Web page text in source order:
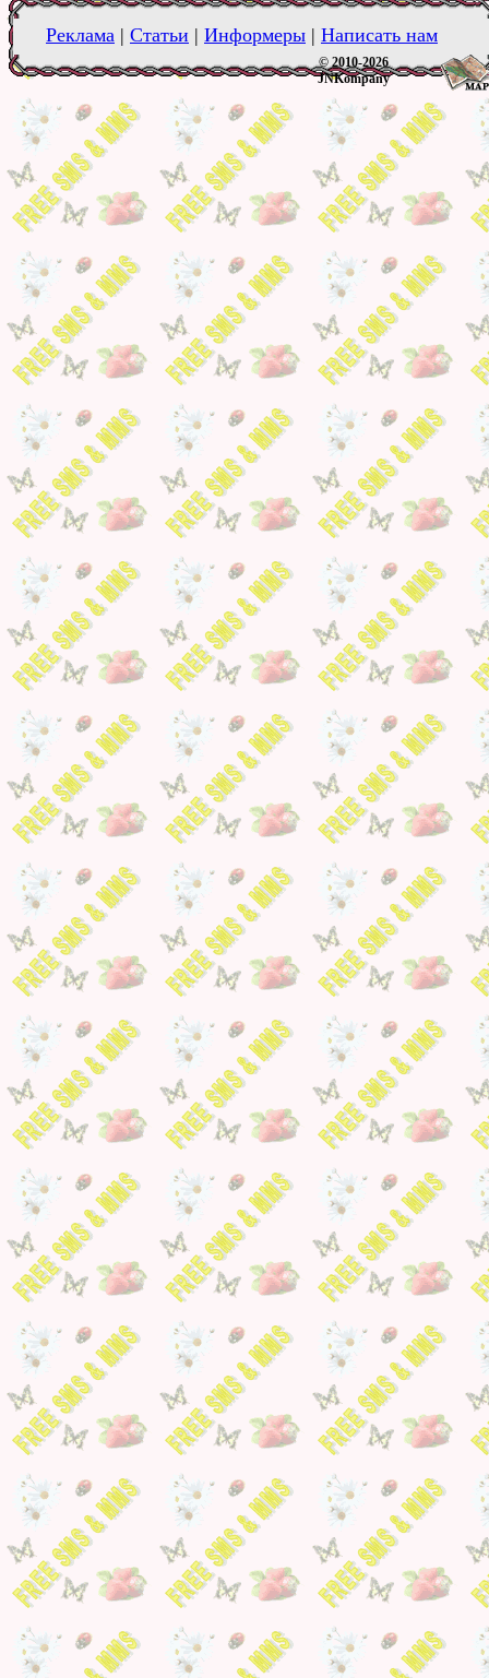
Реклама | Статьи | Информеры | Написать нам
© 2010-2026
JNKompany